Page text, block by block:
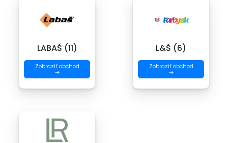
LABAŠ (11)
Zobraziť obchod
→
L&Š (6)
Zobraziť obchod
→